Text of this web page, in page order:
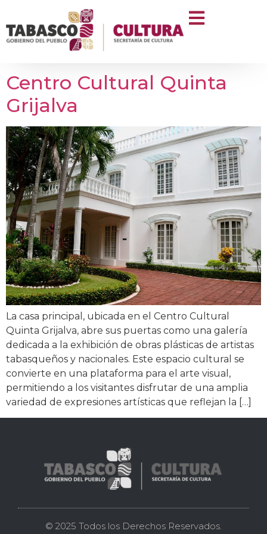
Categoría:Quinta
Grijalva
Centro Cultural Quinta
Grijalva
La casa principal, ubicada en el Centro Cultural
Quinta Grijalva, abre sus puertas como una galería
dedicada a la exhibición de obras plásticas de artistas
tabasqueños y nacionales. Este espacio cultural se
convierte en una plataforma para el arte visual,
permitiendo a los visitantes disfrutar de una amplia
variedad de expresiones artísticas que reflejan la […]
© 2025 Todos los Derechos Reservados.